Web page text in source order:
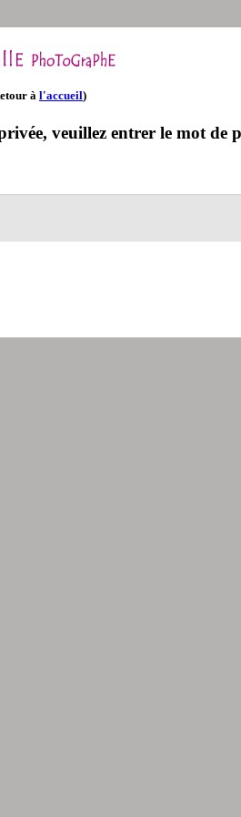
à l'accueil)
veuillez entrer le mot de